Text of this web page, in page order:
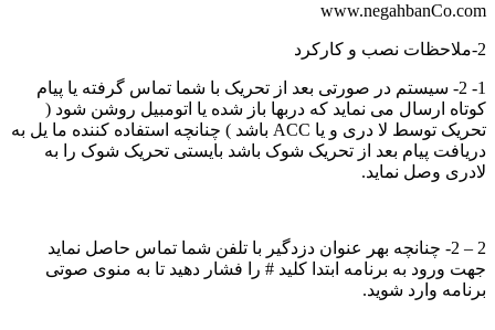
www.negahbanCo.com
2-ملاحظات نصب و کارکرد
1- 2- سیستم در صورتی بعد از تحریک با شما تماس گرفته یا پیام
کوتاه ارسال می نماید که دربها باز شده یا اتومبیل روشن شود (
تحریک توسط لا دری و یا ACC باشد ) چنانچه استفاده کننده ما یل به
دریافت پیام بعد از تحریک شوک باشد بایستی تحریک شوک را به
لادری وصل نماید.
2 – 2- چنانچه بهر عنوان دزدگیر با تلفن شما تماس حاصل نماید
جهت ورود به برنامه ابتدا کلید # را فشار دهید تا به منوی صوتی
برنامه وارد شوید.